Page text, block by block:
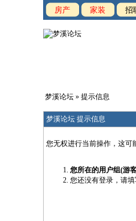
房产 家装 招
梦溪论坛 » 提示信息
梦溪论坛 提示信息
您无权进行当前操作，这可
您所在的用户组(游
您还没有登录，请填